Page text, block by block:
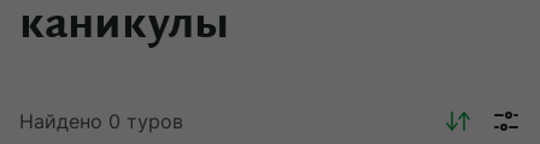
По России
По миру
каникулы
Найдено 0 туров